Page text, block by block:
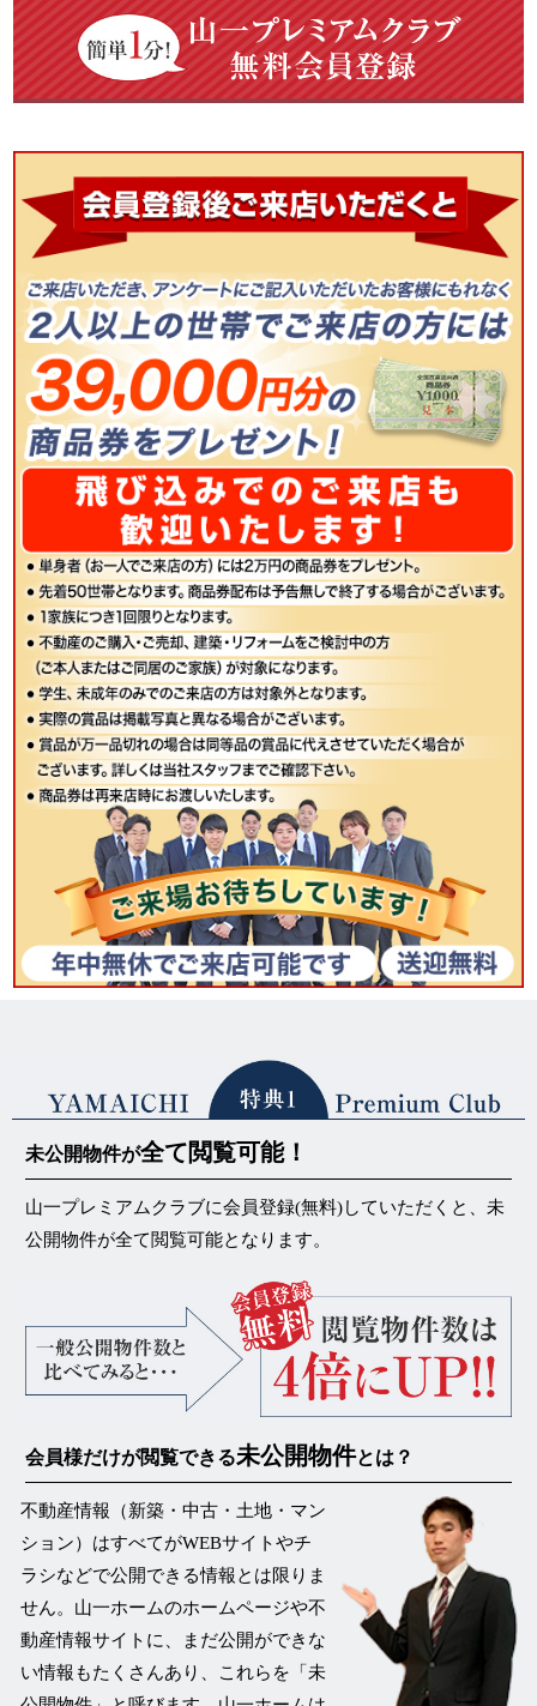
未公開物件が全て閲覧可能！
山一プレミアムクラブに会員登録(無料)していただくと、未
公開物件が全て閲覧可能となります。
会員様だけが閲覧できる未公開物件とは？
不動産情報（新築・中古・土地・マン
ション）はすべてがWEBサイトやチ
ラシなどで公開できる情報とは限りま
せん。山一ホームのホームページや不
動産情報サイトに、まだ公開ができな
い情報もたくさんあり、これらを 「未